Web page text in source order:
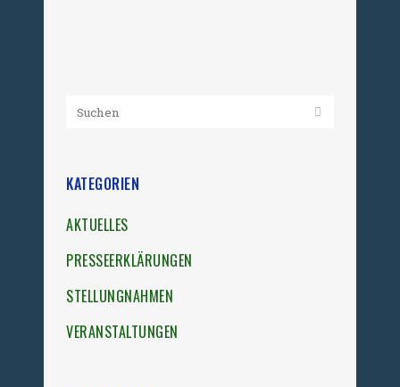
KATEGORIEN
AKTUELLES
PRESSEERKLÄRUNGEN
STELLUNGNAHMEN
VERANSTALTUNGEN